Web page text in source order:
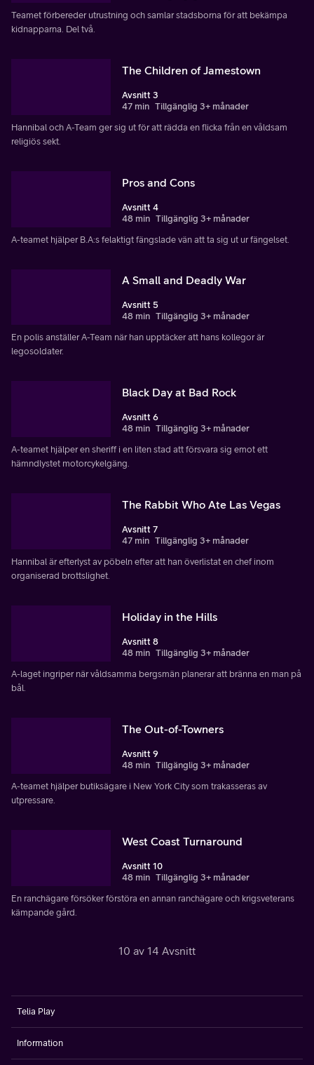
Teamet förbereder utrustning och samlar stadsborna för att bekämpa
kidnapparna. Del två.
The Children of Jamestown
Avsnitt 3
47 min Tillgänglig 3+ månader
Hannibal och A-Team ger sig ut för att rädda en flicka från en våldsam
religiös sekt.
Pros and Cons
Avsnitt 4
48 min Tillgänglig 3+ månader
A-teamet hjälper B.A:s felaktigt fängslade vän att ta sig ut ur fängelset.
A Small and Deadly War
Avsnitt 5
48 min Tillgänglig 3+ månader
En polis anställer A-Team när han upptäcker att hans kollegor är
legosoldater.
Black Day at Bad Rock
Avsnitt 6
48 min Tillgänglig 3+ månader
A-teamet hjälper en sheriff i en liten stad att försvara sig emot ett
hämndlystet motorcykelgäng.
The Rabbit Who Ate Las Vegas
Avsnitt 7
47 min Tillgänglig 3+ månader
Hannibal är efterlyst av pöbeln efter att han överlistat en chef inom
organiserad brottslighet.
Holiday in the Hills
Avsnitt 8
48 min Tillgänglig 3+ månader
A-laget ingriper när våldsamma bergsmän planerar att bränna en man på
bål.
The Out-of-Towners
Avsnitt 9
48 min Tillgänglig 3+ månader
A-teamet hjälper butiksägare i New York City som trakasseras av
utpressare.
West Coast Turnaround
Avsnitt 10
48 min Tillgänglig 3+ månader
En ranchägare försöker förstöra en annan ranchägare och krigsveterans
kämpande gård.
10 av 14 Avsnitt
Telia Play
Information